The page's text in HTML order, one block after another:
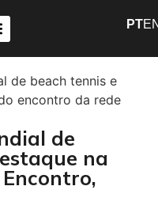
PT
de beach tennis e
encontro da rede
de
na